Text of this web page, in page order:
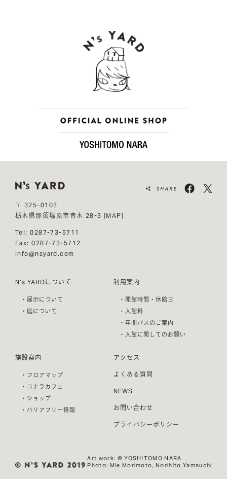
〒 325-0103
栃木県那須塩原市青木 28-3[MAP]
Tel: 0287-73-5711
Fax: 0287-73-5712
info@nsyard.com
Art work: ©︎ YOSHITOMO NARA
Photo: Mie Morimoto, Norihito Yamauchi
N’s YARDについて
・展示について
・庭について
利用案内
・開館時間・休館日
・入館料
・年間パスのご案内
・入館に関してのお願い
施設案内
・フロアマップ
・コナラカフェ
・ショップ
・バリアフリー情報
アクセス
よくある質問
NEWS
お問い合わせ
プライバシーポリシー